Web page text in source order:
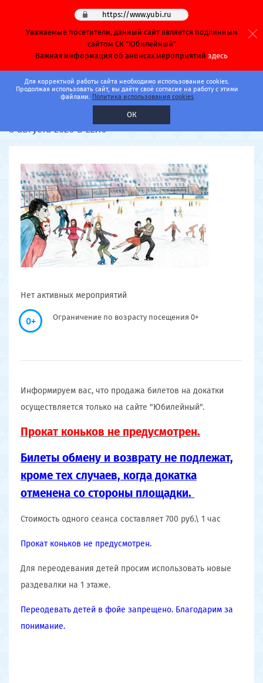
Для корректной работы сайта необходимо использование cookies.
Продолжая использовать сайт, вы даёте своё согласие на работу с этими
файлами. Политика использования cookies
ОК
https://www.yubi.ru
Уважаемые посетители, данный сайт является подлинным
сайтом СК "Юбилейный"
Важная информация об анонсах мероприятий здесь
Главная Афиша Каток
Часовая спортивная докатка
8 августа 2026 в 22:16
Нет активных мероприятий
0+ Ограничение по возрасту посещения 0+
Информируем вас, что продажа билетов на докатки
осуществляется только на сайте "Юбилейный".
Прокат коньков не предусмотрен.
Билеты обмену и возврату не подлежат,
кроме тех случаев, когда докатка
отменена со стороны площадки.
Стоимость одного сеанса составляет 700 руб.\ 1 час
Прокат коньков не предусмотрен.
Для переодевания детей просим использовать новые
раздевалки на 1 этаже.
Переодевать детей в фойе запрещено. Благодарим за
понимание.